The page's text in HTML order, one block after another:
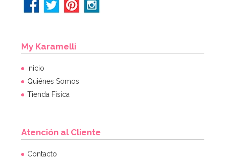
My Karamelli
Inicio
Quiénes Somos
Tienda Física
Atención al Cliente
Contacto